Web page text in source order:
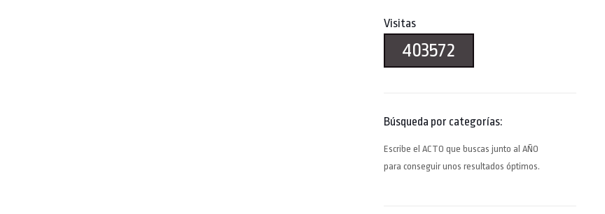
Visitas
403572
Búsqueda por categorías:
Escribe el ACTO que buscas junto al AÑO
para conseguir unos resultados óptimos.